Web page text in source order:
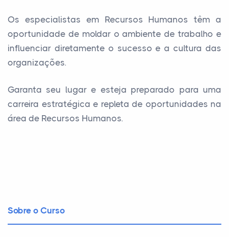
Os especialistas em Recursos Humanos têm a
oportunidade de moldar o ambiente de trabalho e
influenciar diretamente o sucesso e a cultura das
organizações.
Garanta seu lugar e esteja preparado para uma
carreira estratégica e repleta de oportunidades na
área de Recursos Humanos.
Sobre o Curso